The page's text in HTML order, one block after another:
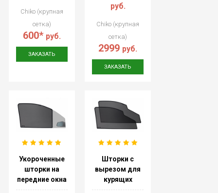
Chiko (крупная
сетка)
600* руб.
ЗАКАЗАТЬ
руб.
Chiko (крупная
сетка)
2999 руб.
ЗАКАЗАТЬ
Укороченные
шторки на
передние окна
Шторки с
вырезом для
курящих